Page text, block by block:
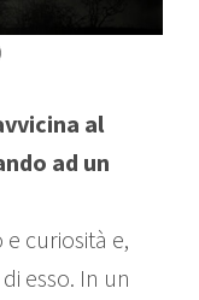
al
ad un
curiosità e,
esso. In un